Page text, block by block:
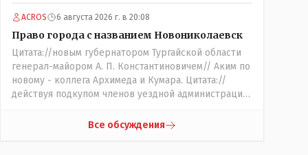
овцы хоть шерсти клок, тем более эта тётенька
партийных денег.- думаю сильно не торговалась
бы.
ACROS 6 августа 2026 г. в 20:08
Право города с названием Новониколаевск
Цитата://новым губернатором Тургайской области
генерал-майором А. П. Константиновичем// Аким по
новому - коллега Архимеда и Кумара. Цитата://
действуя подкупом членов уездной администрации,
участками,// Интересно: - тогда был
Все обсуждения